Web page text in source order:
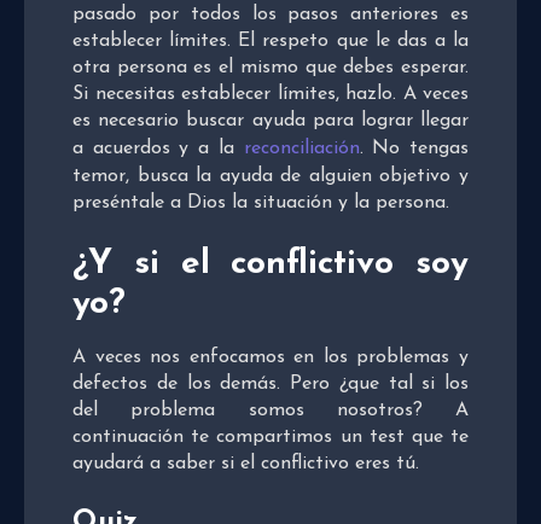
pasado por todos los pasos anteriores es
establecer límites. El respeto que le das a la
otra persona es el mismo que debes esperar.
Si necesitas establecer límites, hazlo. A veces
es necesario buscar ayuda para lograr llegar
a acuerdos y a la reconciliación. No tengas
temor, busca la ayuda de alguien objetivo y
preséntale a Dios la situación y la persona.
¿Y si el conflictivo soy
yo?
A veces nos enfocamos en los problemas y
defectos de los demás. Pero ¿que tal si los
del problema somos nosotros? A
continuación te compartimos un test que te
ayudará a saber si el conflictivo eres tú.